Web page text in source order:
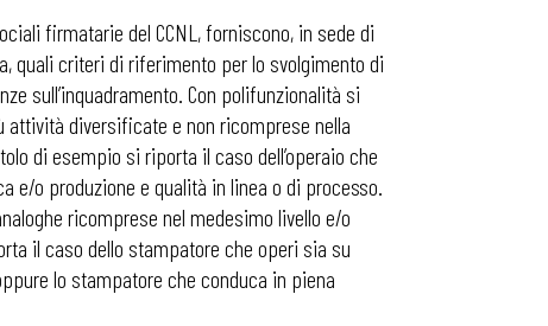
firmatarie del CCNL, forniscono, in sede di
quali criteri di riferimento per lo svolgimento di
sull’inquadramento. Con polifunzionalità si
attività diversificate e non ricomprese nella
di esempio si riporta il caso dell’operaio che
e/o produzione e qualità in linea o di processo.
ricomprese nel medesimo livello e/o
il caso dello stampatore che operi sia su
lo stampatore che conduca in piena